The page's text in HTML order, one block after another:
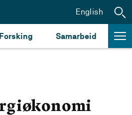
Forsking Samarbeid
English